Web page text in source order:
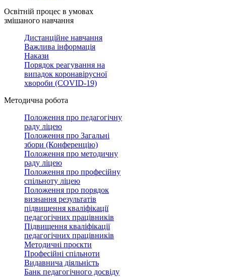
Освітній процес в умовах
змішаного навчання
Дистанційне навчання
Важлива інформація
Накази
Порядок реагування на
випадок коронавірусної
хвороби (COVID-19)
Методична робота
Положення про педагогічну
раду ліцею
Положення про Загальні
збори (Конференцію)
Положення про методичну
раду ліцею
Положення про професійну
спільноту ліцею
Положення про порядок
визнання результатів
підвищення кваліфікації
педагогічних працівників
Підвищення кваліфікації
педагогічних працівників
Методичні проєкти
Професійні спільноти
Видавнича діяльність
Банк педагогічного досвіду